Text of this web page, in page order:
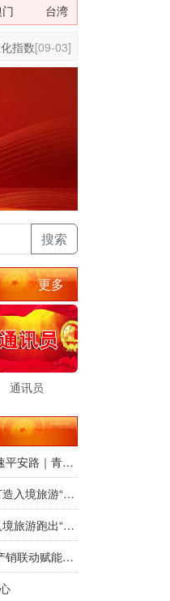
台湾
[09-03] 济南市退役军人就业
搜索
更多
通讯员
智构立体防控网 联筑高速平安路｜青岛公安交管董胶高速大队深耕交通治理提质增效
胶东国际机场多措并举打造入境旅游“第一窗口”九项举措精准发力，助力青岛建设国际滨海旅游度假胜地
山海共迎天下客，青岛入境旅游跑出“加速度”，向世界发出“青春之约”
党群同心乐享文化盛宴 产销联动赋能乡村振兴